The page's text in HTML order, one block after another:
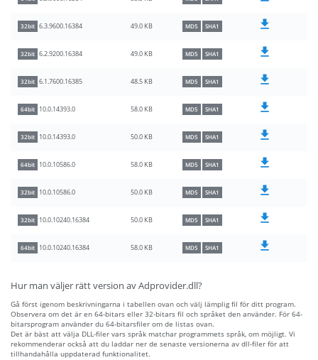
32bit 6.3.9600.16384 49.0 KB MD5 SHA1
32bit 6.2.9200.16384 49.0 KB MD5 SHA1
32bit 6.1.7600.16385 48.5 KB MD5 SHA1
64bit 10.0.14393.0 58.0 KB MD5 SHA1
32bit 10.0.14393.0 50.0 KB MD5 SHA1
64bit 10.0.10586.0 58.0 KB MD5 SHA1
32bit 10.0.10586.0 50.0 KB MD5 SHA1
32bit 10.0.10240.16384 50.0 KB MD5 SHA1
64bit 10.0.10240.16384 58.0 KB MD5 SHA1
Hur man väljer rätt version av Adprovider.dll?
Gå först igenom beskrivningarna i tabellen ovan och välj lämplig fil för ditt program.
Observera om det är en 64-bitars eller 32-bitars fil och språket den använder. För 64-
bitarsprogram använder du 64-bitarsfiler om de listas ovan.
Det är bäst att välja DLL-filer vars språk matchar programmets språk, om möjligt. Vi
rekommenderar också att du laddar ner de senaste versionerna av dll-filer för att
tillhandahålla uppdaterad funktionalitet.